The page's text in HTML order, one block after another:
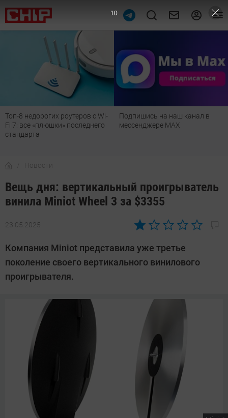
Топ-8 недорогих роутеров с Wi-
Fi 7: все «плюшки» последнего
стандарта
Подпишись на наш канал в
мессенджере МАХ
Новости
Вещь дня: вертикальный проигрыватель
винила Miniot Wheel 3 за $3355
23.05.2025
Автор:
Калашников
Компания Miniot представила уже третье
поколение своего вертикального винилового
проигрывателя.
9